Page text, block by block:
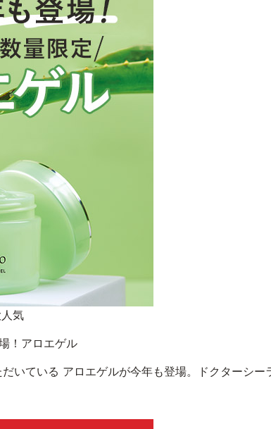
気
！アロエゲル
いている アロエゲルが今年も登場。ドクターシ